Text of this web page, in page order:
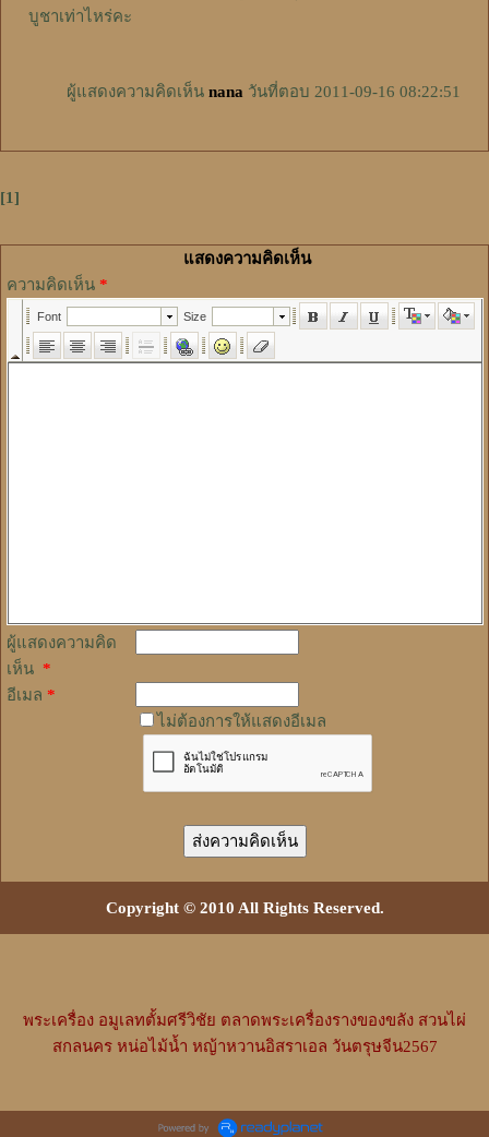
บูชาเท่าไหร่คะ
ผู้แสดงความคิดเห็น nana วันที่ตอบ 2011-09-16 08:22:51
[1]
แสดงความคิดเห็น
ความคิดเห็น *
ผู้แสดงความคิด
เห็น *
อีเมล *
ไม่ต้องการให้แสดงอีเมล
Copyright © 2010 All Rights Reserved.
พระเครื่อง อมูเลทตั้มศรีวิชัย ตลาดพระเครื่องรางของขลัง สวนไผ่
สกลนคร หน่อไม้น้ำ หญ้าหวานอิสราเอล วันตรุษจีน2567